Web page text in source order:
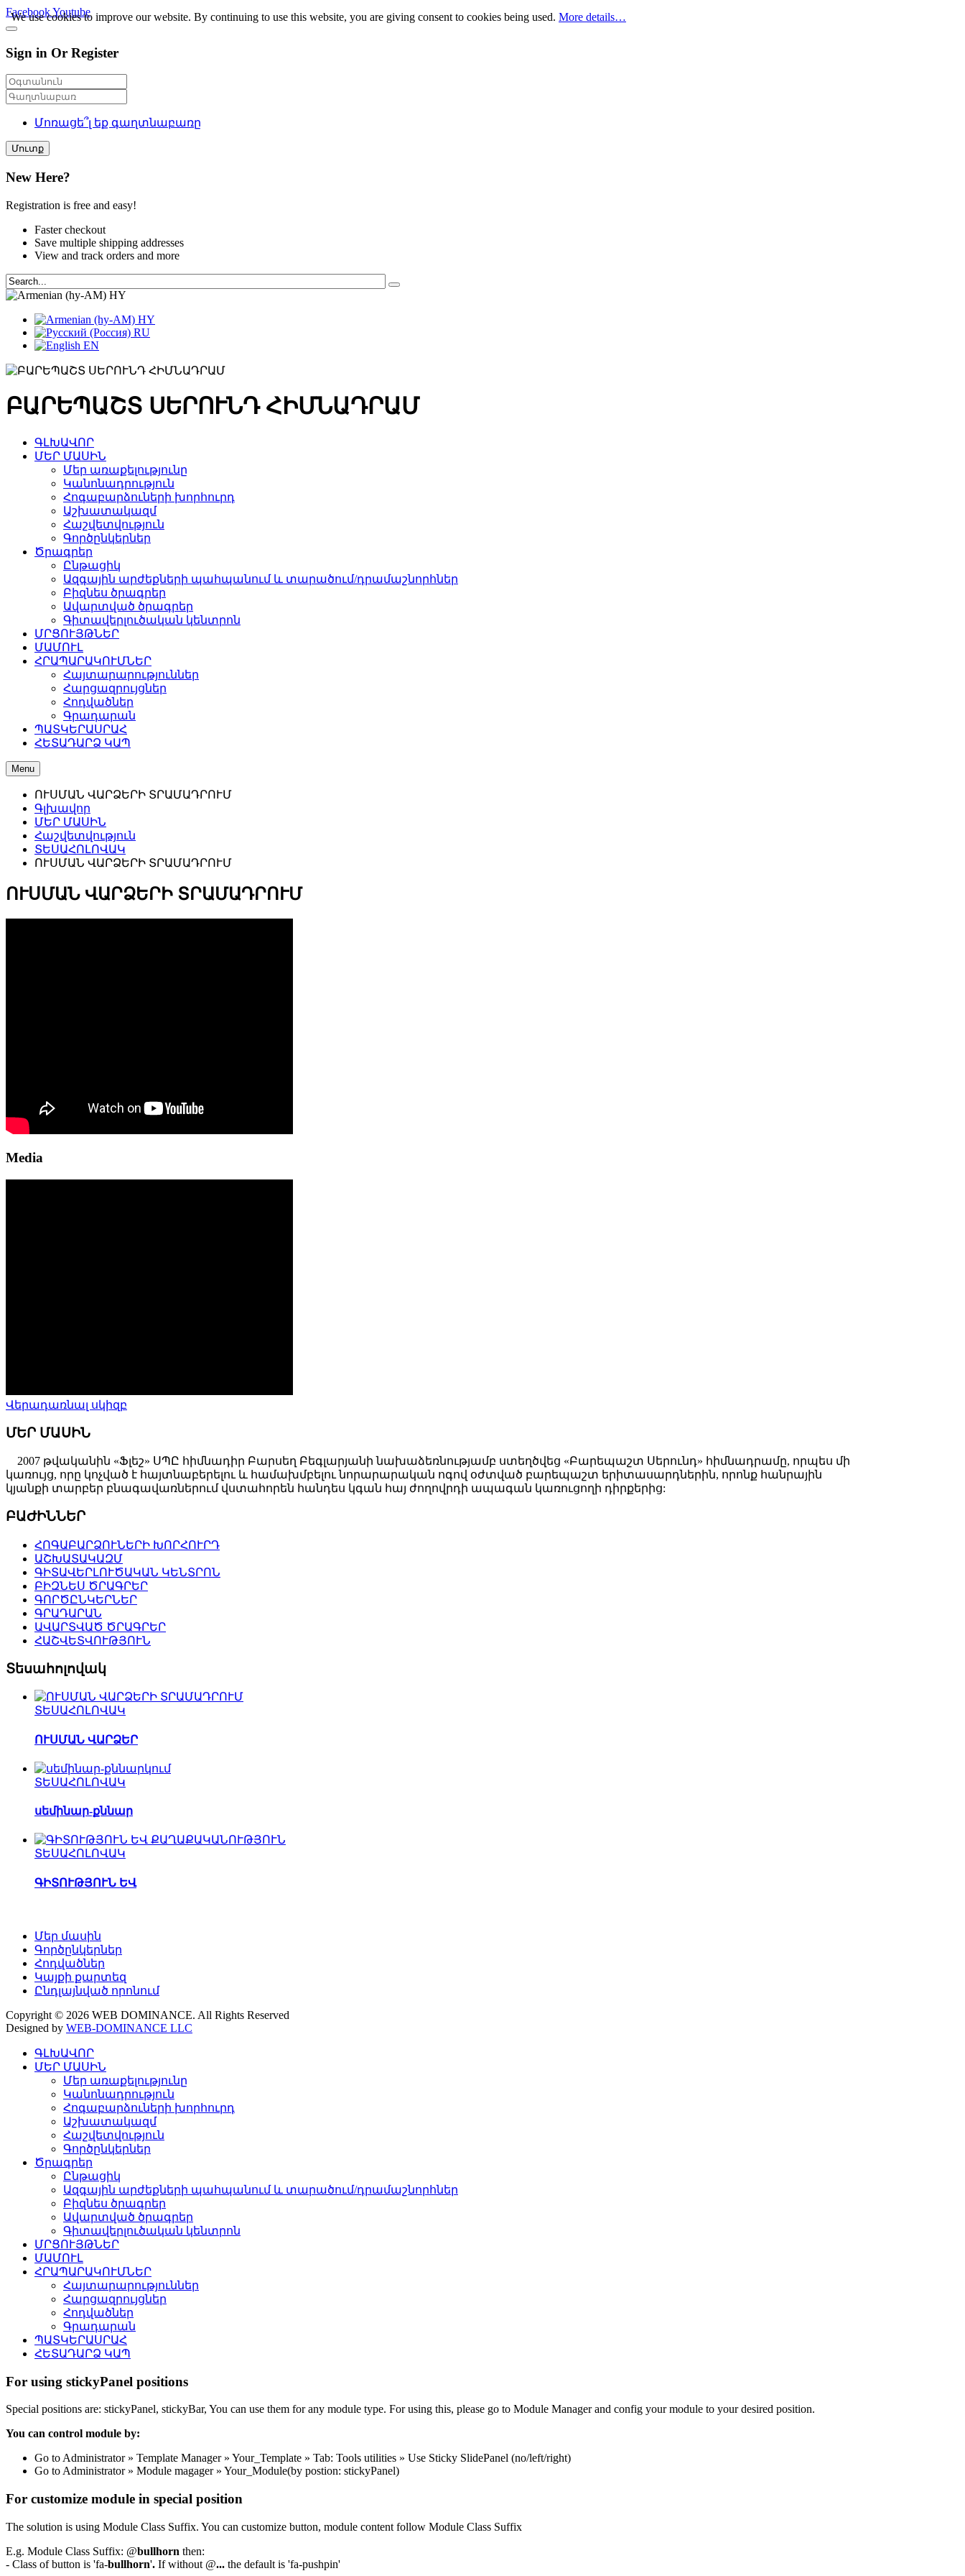
FacebookYoutube
Sign in Or Register
Մոռացե՞լ եք գաղտնաբառը
Մուտք
New Here?
Registration is free and easy!
Faster checkout
Save multiple shipping addresses
View and track orders and more
HY
HY
RU
EN
ԲԱՐԵՊԱՇՏ ՍԵՐՈՒՆԴ ՀԻՄՆԱԴՐԱՄ
ԳԼԽԱՎՈՐ
ՄԵՐ ՄԱՍԻՆ
Մեր առաքելությունը
Կանոնադրություն
Հոգաբարձուների խորհուրդ
Աշխատակազմ
Հաշվետվություն
Գործընկերներ
Ծրագրեր
Ընթացիկ
Ազգային արժեքների պահպանում և տարածում/դրամաշնորհներ
Բիզնես ծրագրեր
Ավարտված ծրագրեր
Գիտավերլուծական կենտրոն
ՄՐՑՈՒՅԹՆԵՐ
ՄԱՄՈՒԼ
ՀՐԱՊԱՐԱԿՈՒՄՆԵՐ
Հայտարարություններ
Հարցազրույցներ
Հոդվածներ
Գրադարան
ՊԱՏԿԵՐԱՍՐԱՀ
ՀԵՏԱԴԱՐՁ ԿԱՊ
Menu
ՈՒՍՄԱՆ ՎԱՐՁԵՐԻ ՏՐԱՄԱԴՐՈՒՄ
Գլխավոր
ՄԵՐ ՄԱՍԻՆ
Հաշվետվություն
ՏԵՍԱՀՈԼՈՎԱԿ
ՈՒՍՄԱՆ ՎԱՐՁԵՐԻ ՏՐԱՄԱԴՐՈՒՄ
ՈՒՍՄԱՆ ՎԱՐՁԵՐԻ ՏՐԱՄԱԴՐՈՒՄ
Media
Վերադառնալ սկիզբ
ՄԵՐ ՄԱՍԻՆ
2007 թվականին «Ֆլեշ» ՍՊԸ հիմնադիր Բարսեղ Բեգլարյանի նախաձեռնությամբ ստեղծվեց «Բարեպաշտ Սերունդ» հիմնադրամը, որպես մի
կառույց, որը կոչված է հայտնաբերելու և համախմբելու նորարարական ոգով օժտված բարեպաշտ երիտասարդներին, որոնք հանրային
կյանքի տարբեր բնագավառներում վստահորեն հանդես կգան հայ ժողովրդի ապագան կառուցողի դիրքերից:
ԲԱԺԻՆՆԵՐ
ՀՈԳԱԲԱՐՁՈՒՆԵՐԻ ԽՈՐՀՈՒՐԴ
ԱՇԽԱՏԱԿԱԶՄ
ԳԻՏԱՎԵՐԼՈՒԾԱԿԱՆ ԿԵՆՏՐՈՆ
ԲԻԶՆԵՍ ԾՐԱԳՐԵՐ
ԳՈՐԾԸՆԿԵՐՆԵՐ
ԳՐԱԴԱՐԱՆ
ԱՎԱՐՏՎԱԾ ԾՐԱԳՐԵՐ
ՀԱՇՎԵՏՎՈՒԹՅՈՒՆ
Տեսահոլովակ
ՏԵՍԱՀՈԼՈՎԱԿ
ՈՒՍՄԱՆ ՎԱՐՁԵՐ
ՏԵՍԱՀՈԼՈՎԱԿ
սեմինար-քննար
ՏԵՍԱՀՈԼՈՎԱԿ
ԳԻՏՈՒԹՅՈՒՆ ԵՎ
Մեր մասին
Գործընկերներ
Հոդվածներ
Կայքի քարտեզ
Ընդլայնված որոնում
Copyright © 2026 WEB DOMINANCE. All Rights Reserved
Designed by WEB-DOMINANCE LLC
ԳԼԽԱՎՈՐ
ՄԵՐ ՄԱՍԻՆ
Մեր առաքելությունը
Կանոնադրություն
Հոգաբարձուների խորհուրդ
Աշխատակազմ
Հաշվետվություն
Գործընկերներ
Ծրագրեր
Ընթացիկ
Ազգային արժեքների պահպանում և տարածում/դրամաշնորհներ
Բիզնես ծրագրեր
Ավարտված ծրագրեր
Գիտավերլուծական կենտրոն
ՄՐՑՈՒՅԹՆԵՐ
ՄԱՄՈՒԼ
ՀՐԱՊԱՐԱԿՈՒՄՆԵՐ
Հայտարարություններ
Հարցազրույցներ
Հոդվածներ
Գրադարան
ՊԱՏԿԵՐԱՍՐԱՀ
ՀԵՏԱԴԱՐՁ ԿԱՊ
For using stickyPanel positions
Special positions are: stickyPanel, stickyBar, You can use them for any module type. For using this, please go to Module Manager and config your module to your desired position.
You can control module by:
Go to Administrator » Template Manager » Your_Template » Tab: Tools utilities » Use Sticky SlidePanel (no/left/right)
Go to Administrator » Module magager » Your_Module(by postion: stickyPanel)
For customize module in special position
The solution is using Module Class Suffix. You can customize button, module content follow Module Class Suffix
E.g. Module Class Suffix: @bullhorn then:
- Class of button is 'fa-bullhorn'. If without @... the default is 'fa-pushpin'
We use cookies to improve our website. By continuing to use this website, you are giving consent to cookies being used. More details…